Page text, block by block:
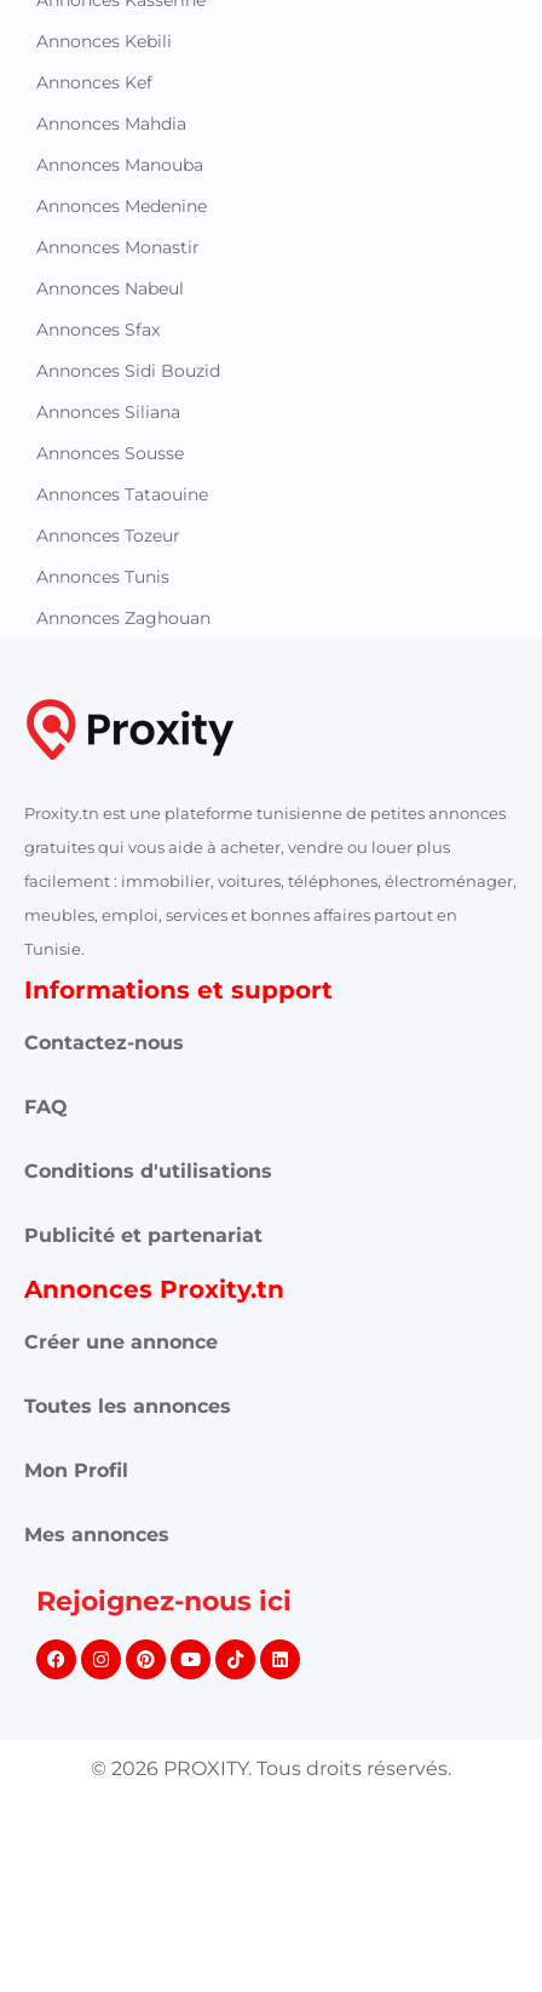
Annonces Kebili
Annonces Kef
Annonces Mahdia
Annonces Manouba
Annonces Medenine
Annonces Monastir
Annonces Nabeul
Annonces Sfax
Annonces Sidi Bouzid
Annonces Siliana
Annonces Sousse
Annonces Tataouine
Annonces Tozeur
Annonces Tunis
Annonces Zaghouan
Proxity.tn est une plateforme tunisienne de petites annonces
gratuites qui vous aide à acheter, vendre ou louer plus
facilement : immobilier, voitures, téléphones, électroménager,
meubles, emploi, services et bonnes affaires partout en
Tunisie.
Informations et support
Contactez-nous
FAQ
Conditions d'utilisations
Publicité et partenariat
Annonces Proxity.tn
Créer une annonce
Toutes les annonces
Mon Profil
Mes annonces
Rejoignez-nous ici
© 2026 PROXITY. Tous droits réservés.